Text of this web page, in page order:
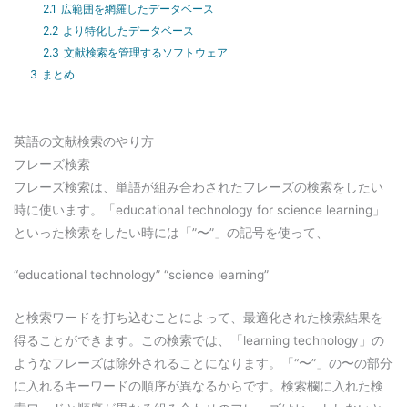
2.1 広範囲を網羅したデータベース
2.2 より特化したデータベース
2.3 文献検索を管理するソフトウェア
3 まとめ
英語の文献検索のやり方
フレーズ検索
フレーズ検索は、単語が組み合わされたフレーズの検索をしたい
時に使います。「educational technology for science learning」
といった検索をしたい時には「”〜”」の記号を使って、
“educational technology” “science learning”
と検索ワードを打ち込むことによって、最適化された検索結果を
得ることができます。この検索では、「learning technology」の
ようなフレーズは除外されることになります。「 “〜”」の〜の部分
に入れるキーワードの順序が異なるからです。検索欄に入れた検